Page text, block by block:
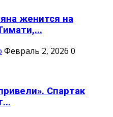
женится на
Февраль 2, 2026 0
Спартак